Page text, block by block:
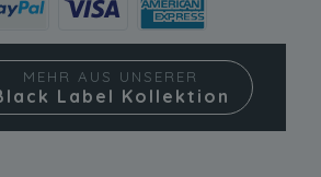
MEHR AUS UNSERER
Label Kollektion